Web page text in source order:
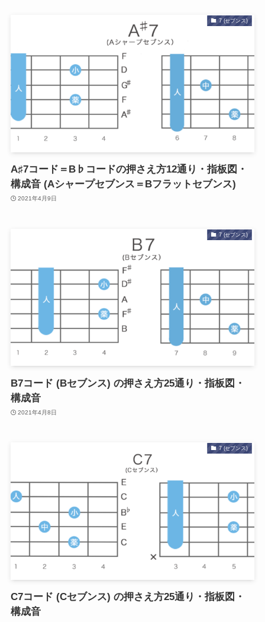
7 (セブンス)
A♯7コード＝B♭コードの押さえ方12通り・指板図・
構成音 (Aシャープセブンス＝Bフラットセブンス)
2021年4月9日
7 (セブンス)
B7コード (Bセブンス) の押さえ方25通り・指板図・
構成音
2021年4月8日
7 (セブンス)
C7コード (Cセブンス) の押さえ方25通り・指板図・
構成音